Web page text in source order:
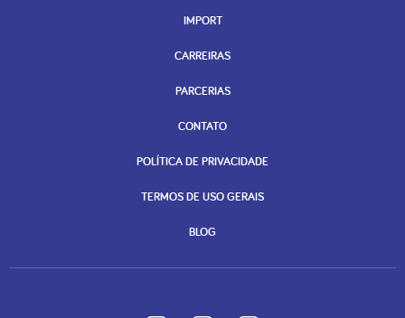
IMPORT
CARREIRAS
PARCERIAS
CONTATO
POLÍTICA DE PRIVACIDADE
TERMOS DE USO GERAIS
BLOG